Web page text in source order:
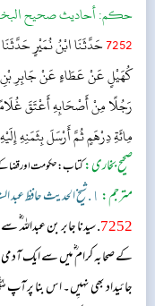
حکم:أحاديث صحيح
7252حَدَّثَنَا ابْنُ نُمَيْرٍ
كُهَيْلٍ عَنْ عَطَاءٍ عَنْ جَابِرِ بْنِ
رَجُلًا مِنْ أَصْحَابِهِ أَعْتَقَ
مِائَةِ دِرْهَمٍ ثُمَّ أَرْسَلَ بِثَمَنِهِ
صحیح بخاری:کتاب: حکومت اور قضا
مترجم: ١. شیخ الحدیث حافظ عبد الستار حماد (دار السلام)
7252 . سیدنا جابر بن
کے صحابہ کرام ؓ میں سے ایک آدمی
جائیداد بھی نہیِں۔ اس بنا